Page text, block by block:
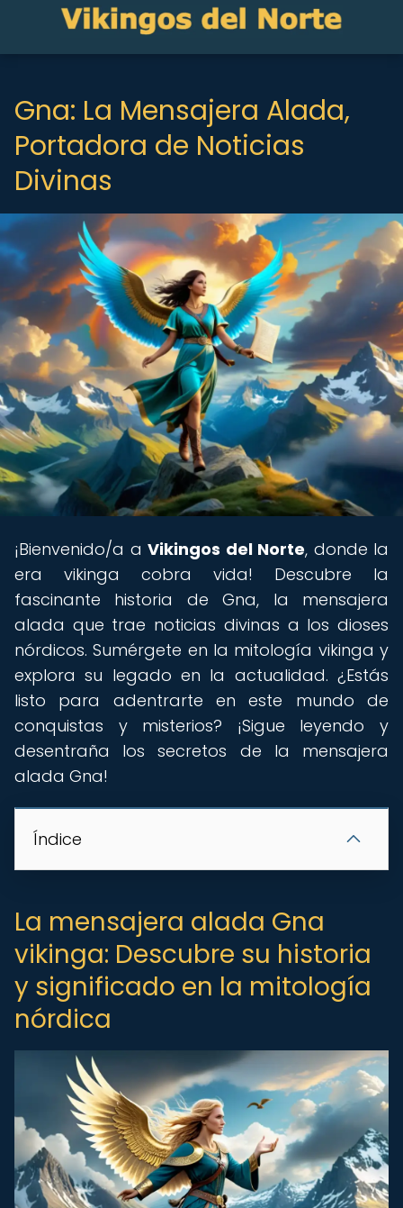
Gna: La Mensajera Alada,
Portadora de Noticias
Divinas
¡Bienvenido/a a Vikingos del Norte, donde la
era vikinga cobra vida! Descubre la
fascinante historia de Gna, la mensajera
alada que trae noticias divinas a los dioses
nórdicos. Sumérgete en la mitología vikinga y
explora su legado en la actualidad. ¿Estás
listo para adentrarte en este mundo de
conquistas y misterios? ¡Sigue leyendo y
desentraña los secretos de la mensajera
alada Gna!
Índice
La mensajera alada Gna
vikinga: Descubre su historia
y significado en la mitología
nórdica